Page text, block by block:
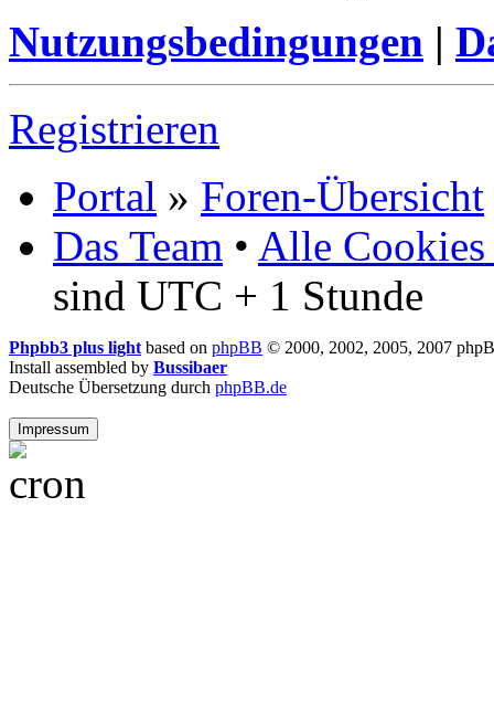
Nutzungsbedingungen |
Registrieren
Portal » Foren-Übersicht
Das Team • Alle Cookies
sind UTC + 1 Stunde
Phpbb3 plus light based on phpBB © 2000, 2002, 2005, 2007
Install assembled by Bussibaer
Deutsche Übersetzung durch phpBB.de